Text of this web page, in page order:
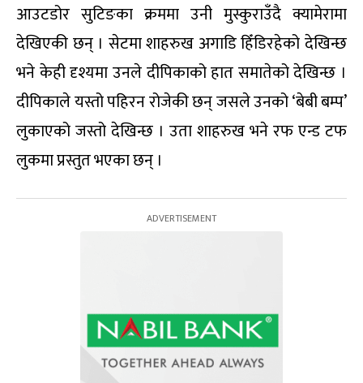
आउटडोर सुटिङका क्रममा उनी मुस्कुराउँदै क्यामेरामा
देखिएकी छन् । सेटमा शाहरुख अगाडि हिँडिरहेको देखिन्छ
भने केही दृश्यमा उनले दीपिकाको हात समातेको देखिन्छ ।
दीपिकाले यस्तो पहिरन रोजेकी छन् जसले उनको ‘बेबी बम्प’
लुकाएको जस्तो देखिन्छ । उता शाहरुख भने रफ एन्ड टफ
लुकमा प्रस्तुत भएका छन् ।